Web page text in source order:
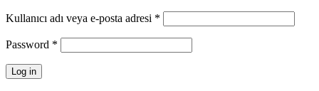
Kullanıcı adı veya e-posta adresi *
Password *
Log in